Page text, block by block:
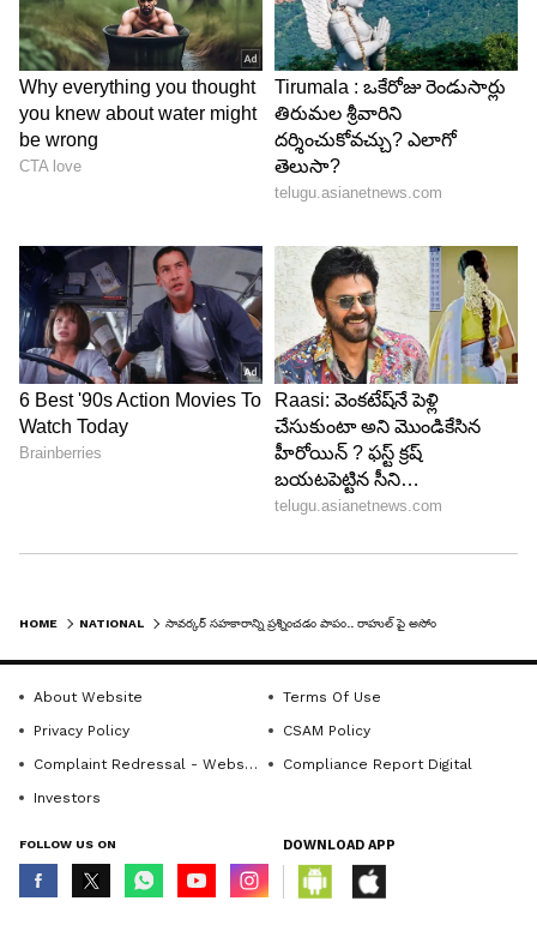
HOME NATIONAL
About Website
Terms Of Use
Privacy Policy
CSAM Policy
Complaint Redressal - Website
Compliance Report Digital
Investors
FOLLOW US ON DOWNLOAD APP